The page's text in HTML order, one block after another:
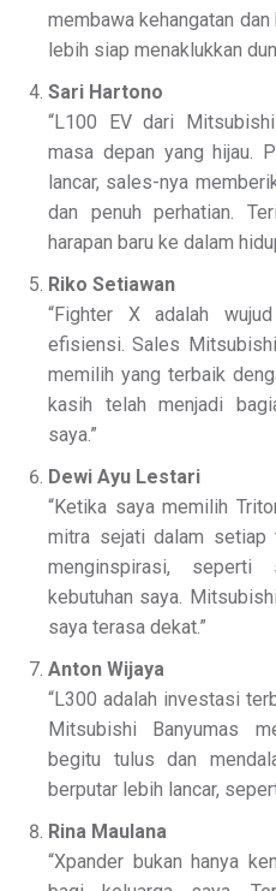
membawa kehangatan
lebih siap menaklukkan
Sari Hartono
“L100 EV dari
masa depan yang hijau.
lancar, sales-nya
dan penuh perhatian.
harapan baru ke dalam
Riko Setiawan
“Fighter X adalah
efisiensi. Sales
memilih yang terbaik
kasih telah menjadi
saya.”
Dewi Ayu Lestari
“Ketika saya memilih
mitra sejati dalam setiap
menginspirasi, seperti
kebutuhan saya.
saya terasa dekat.”
Anton Wijaya
“L300 adalah investasi
Mitsubishi Banyumas
begitu tulus dan
berputar lebih lancar,
Rina Maulana
“Xpander bukan hanya